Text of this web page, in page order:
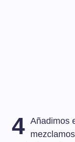
4 Añadimos